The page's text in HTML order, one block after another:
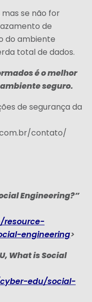
mas se não for
de
do ambiente
total de dados.
é o melhor
seguro.
de segurança da
contato/
Engineering?”
resource-
engineering>
What is Social
edu/social-